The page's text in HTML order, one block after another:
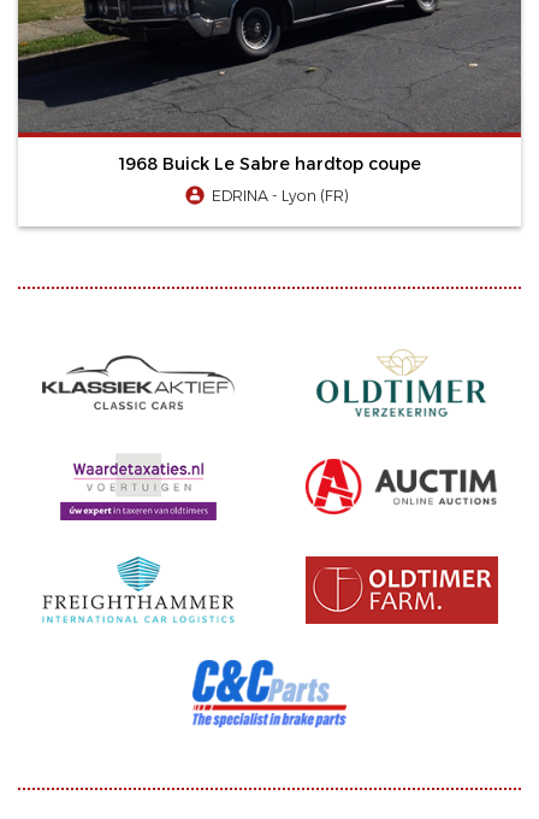
1968 Buick Le Sabre hardtop coupe
EDRINA - Lyon (FR)